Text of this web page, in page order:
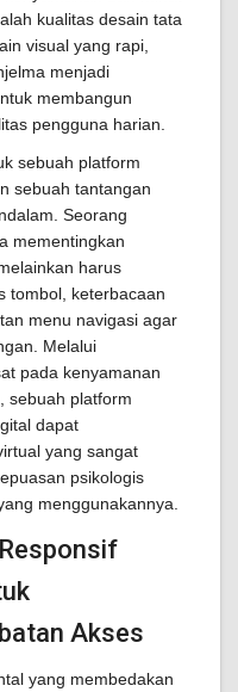
kualitas desain tata
visual yang rapi,
menjadi
membangun
pengguna harian.
sebuah platform
sebuah tantangan
Seorang
mementingkan
harus
tombol, keterbacaan
menu navigasi agar
Melalui
pada kenyamanan
sebuah platform
dapat
yang sangat
psikologis
menggunakannya.
Akses
yang membedakan